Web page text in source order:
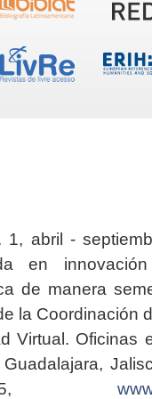
1, abril -
en
de manera
la Coordinación
Virtual. Oficinas